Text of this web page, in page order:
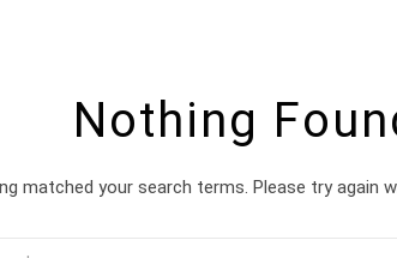
Nothing
matched your search terms. Please try again